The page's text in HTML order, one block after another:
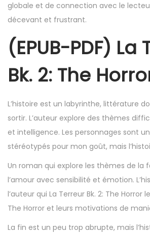
globale et de connection avec le
décevant et frustrant.
(EPUB-PDF) La
Bk. 2: The
L’histoire est un labyrinthe, littérature
sortir. L’auteur explore des thèmes
et intelligence. Les personnages sont
stéréotypés pour mon goût, mais
Un roman qui explore les thèmes de la
l’amour avec sensibilité et émotion.
l’auteur qui La Terreur Bk. 2: The Horror
The Horror et leurs motivations de
La fin est un peu trop abrupte, mais